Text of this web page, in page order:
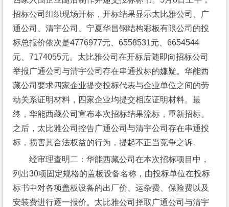
招标公司组织现场开标，开标结果显示太比雅公司、广
通公司、清宇公司、宁夏华昌钢结构彩板有限公司的投
标总报价依次是4776977元、6558531元、6654544
元、7174055元。太比雅公司在开标后随即向招标公司
举报广通公司与清宇公司存在串通投标的嫌疑。华能西
藏公司要求四家企业提交投标代表与企业单位之间的劳
动关系证明材料，四家企业均提交相应证明材料。最
终，华能西藏公司宣布本次招标结果流标，重新招标。
之后，太比雅公司控告广通公司与清宇公司存在串通投
标，损害其合法权益的行为，提起不正当竞争之诉。
经审理查明二：华能西藏公司在本次招标项目中，
列出30项固定规格的盖板设备名称，由投标单位在投标
标书中对各项盖板设备的出厂价、运杂费、保险费以及
安装费进行逐一报价。太比雅公司择取广通公司与清宇